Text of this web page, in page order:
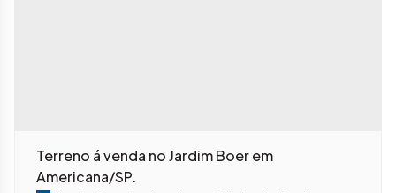
Terreno á venda no Jardim Boer em
Americana/SP.